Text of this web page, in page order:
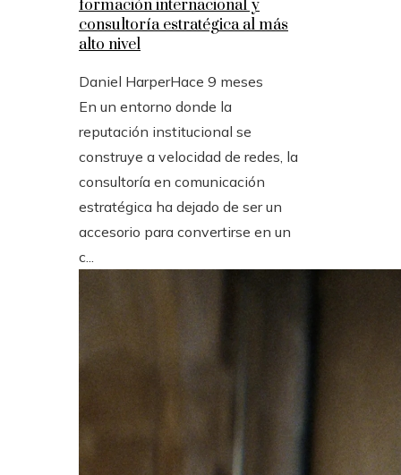
formación internacional y
consultoría estratégica al más
alto nivel
Daniel HarperHace 9 meses
En un entorno donde la
reputación institucional se
construye a velocidad de redes, la
consultoría en comunicación
estratégica ha dejado de ser un
accesorio para convertirse en un
c...